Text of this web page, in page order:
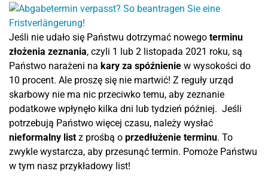
Jeśli nie udało się Państwu dotrzymać nowego terminu
złożenia zeznania, czyli 1 lub 2 listopada 2021 roku, są
Państwo narażeni na kary za spóźnienie w wysokości do
10 procent. Ale proszę się nie martwić! Z reguły urząd
skarbowy nie ma nic przeciwko temu, aby zeznanie
podatkowe wpłynęło kilka dni lub tydzień później. Jeśli
potrzebują Państwo więcej czasu, należy wysłać
nieformalny listz prośbą o przedłużenie terminu. To
zwykle wystarcza, aby przesunąć termin. Pomoże Państwu
w tym nasz przykładowy list!